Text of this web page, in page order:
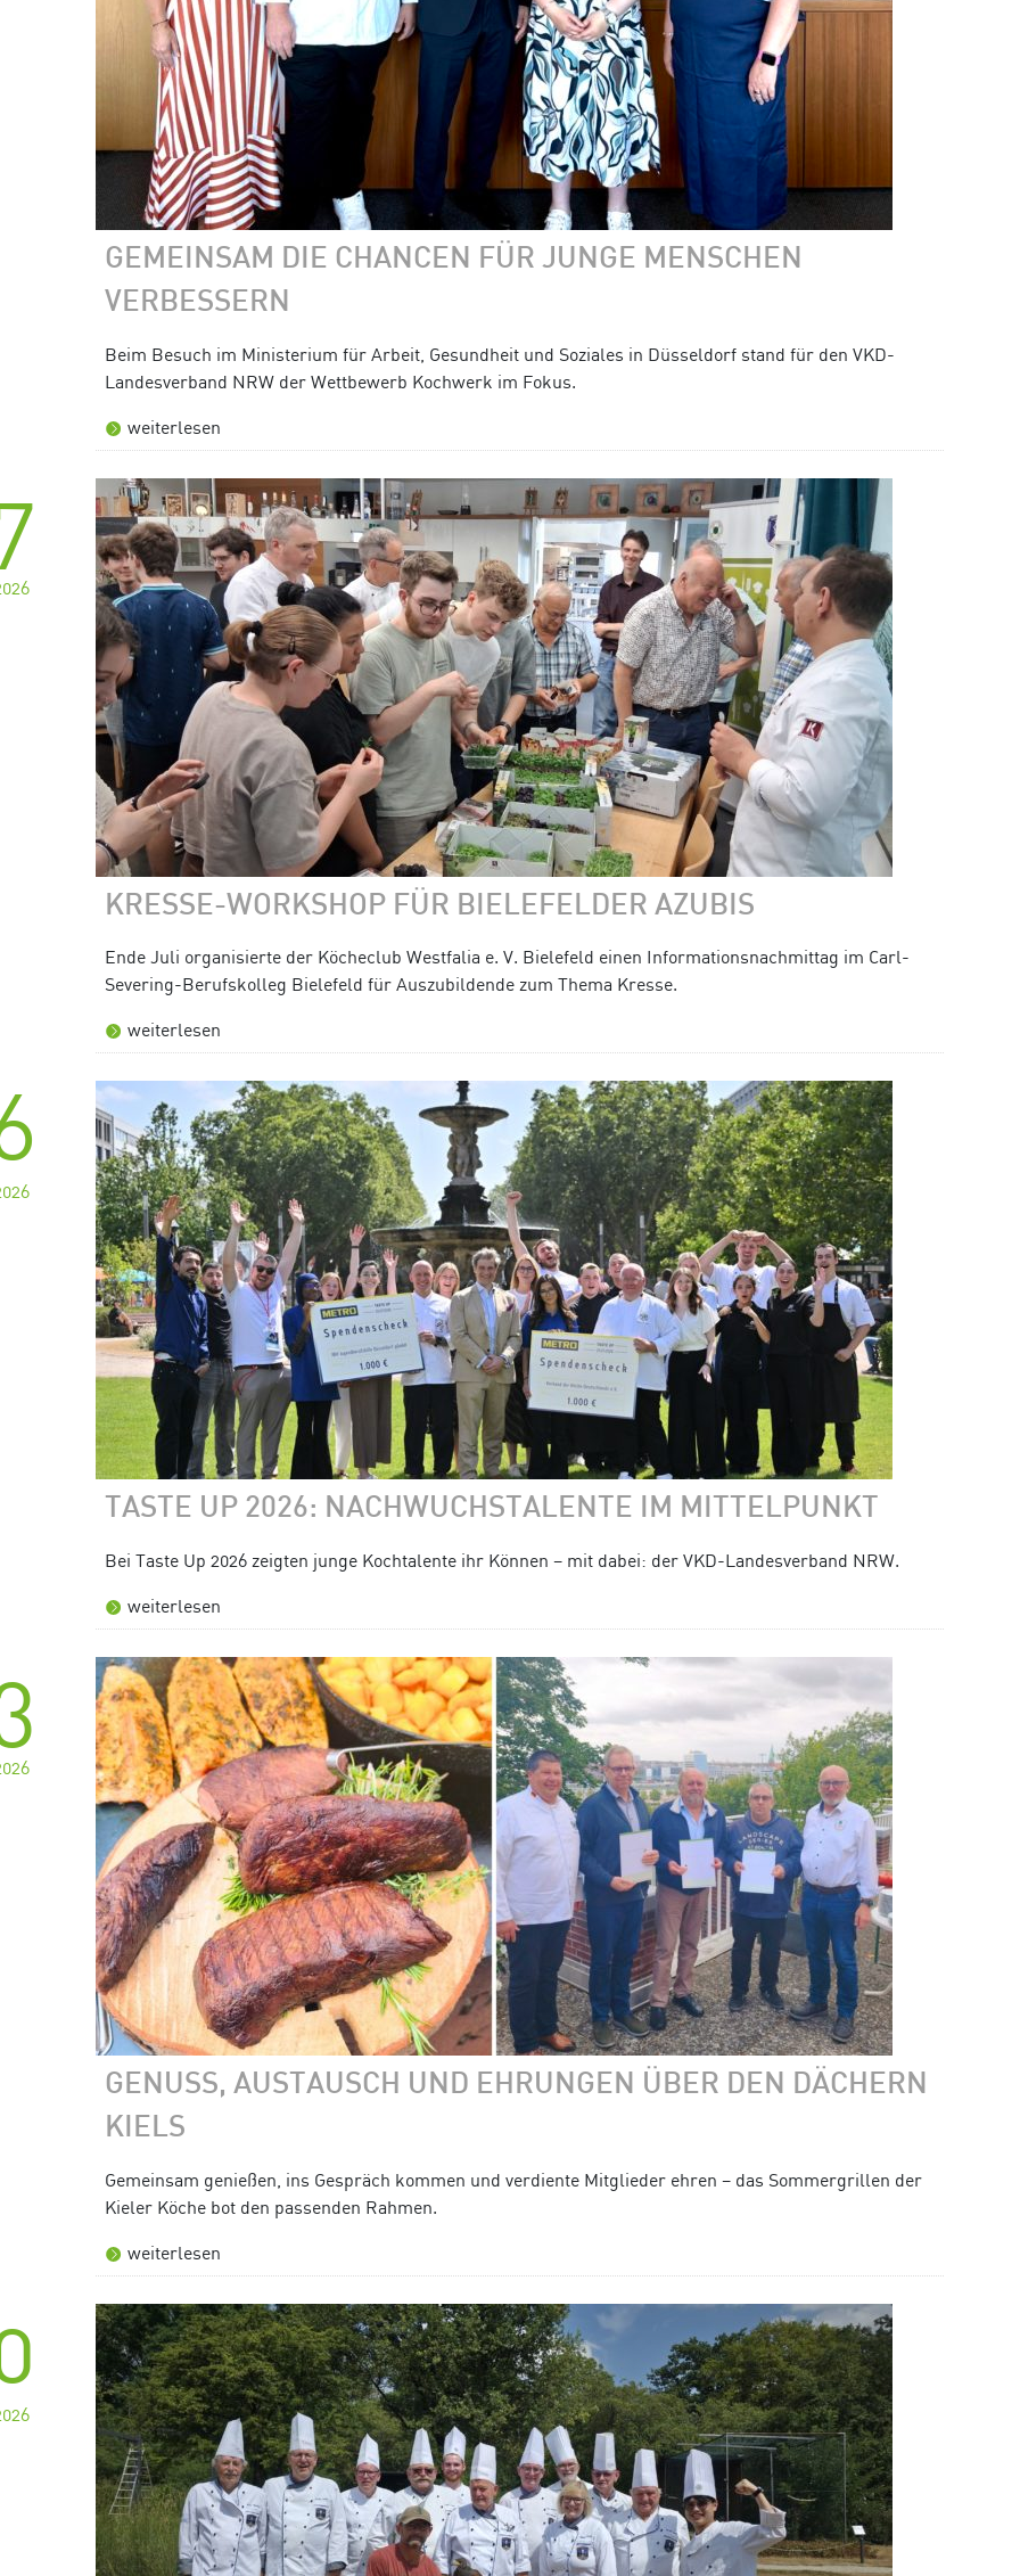
GEMEINSAM DIE CHANCEN FÜR JUNGE MENSCHEN
VERBESSERN
Beim Besuch im Ministerium für Arbeit, Gesundheit und Soziales in Düsseldorf stand für den VKD-
Landesverband NRW der Wettbewerb Kochwerk im Fokus.
weiterlesen
KRESSE-WORKSHOP FÜR BIELEFELDER AZUBIS
Ende Juli organisierte der Köcheclub Westfalia e. V. Bielefeld einen Informationsnachmittag im Carl-
Severing-Berufskolleg Bielefeld für Auszubildende zum Thema Kresse.
weiterlesen
TASTE UP 2026: NACHWUCHSTALENTE IM MITTELPUNKT
Bei Taste Up 2026 zeigten junge Kochtalente ihr Können – mit dabei: der VKD-Landesverband NRW.
weiterlesen
GENUSS, AUSTAUSCH UND EHRUNGEN ÜBER DEN DÄCHERN
KIELS
Gemeinsam genießen, ins Gespräch kommen und verdiente Mitglieder ehren – das Sommergrillen der
Kieler Köche bot den passenden Rahmen.
weiterlesen